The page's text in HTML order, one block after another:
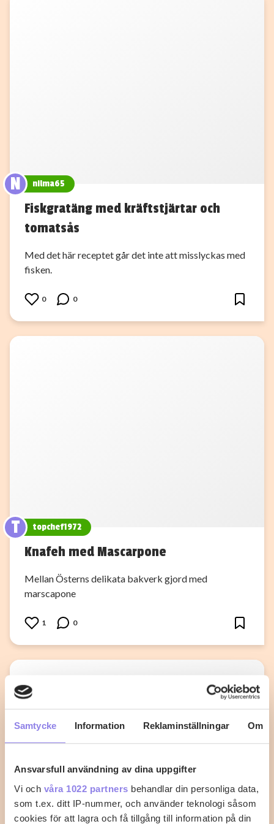
Samtycke Information Reklaminställningar Om
Ansvarsfull användning av dina uppgifter
Vi och våra 1022 partners behandlar din personliga data,
som t.ex. ditt IP-nummer, och använder teknologi såsom
cookies för att lagra och få tillgång till information på din
N nilma65
Fiskgratäng med kräftstjärtar och
tomatsås
Med det här receptet går det inte att misslyckas med
fisken.
0 0
T topchef1972
Knafeh med Mascarpone
Mellan Österns delikata bakverk gjord med
marscapone
1 0